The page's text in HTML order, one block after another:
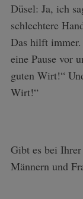
Düsel: Ja, ich
schlechtere
Das hilft immer.
eine Pause vor
guten Wirt!“
Wirt!“
Gibt es bei
Männern und